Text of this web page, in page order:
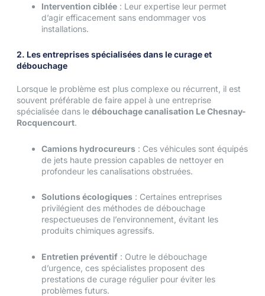
Intervention ciblée : Leur expertise leur permet
d’agir efficacement sans endommager vos
installations.
2. Les entreprises spécialisées dans le curage et
débouchage
Lorsque le problème est plus complexe ou récurrent, il est
souvent préférable de faire appel à une entreprise
spécialisée dans le débouchage canalisation Le Chesnay-
Rocquencourt.
Camions hydrocureurs : Ces véhicules sont équipés
de jets haute pression capables de nettoyer en
profondeur les canalisations obstruées.
Solutions écologiques : Certaines entreprises
privilégient des méthodes de débouchage
respectueuses de l’environnement, évitant les
produits chimiques agressifs.
Entretien préventif : Outre le débouchage
d’urgence, ces spécialistes proposent des
prestations de curage régulier pour éviter les
problèmes futurs.